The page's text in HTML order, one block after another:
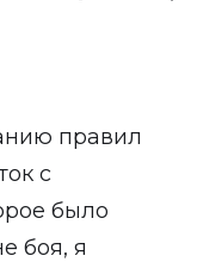
правил
с
было
боя, я